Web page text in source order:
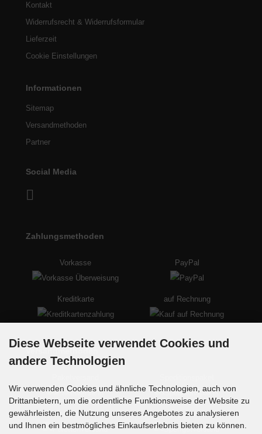
Kontakt
Widerrufsrecht & Widerrufsformular
Lieferzeit
Cookie Einstellungen
Informationen
Sitemap
Versandmethoden
Partner
Social Media
Zahlungsmethoden
Vorkasse PayPal
Kreditkarte auf Rechnung
Palettenversand Sperrgutversand
Diese Webseite verwendet Cookies und
andere Technologien
Wir verwenden Cookies und ähnliche Technologien, auch von
Drittanbietern, um die ordentliche Funktionsweise der Website zu
gewährleisten, die Nutzung unseres Angebotes zu analysieren
und Ihnen ein bestmögliches Einkaufserlebnis bieten zu können.